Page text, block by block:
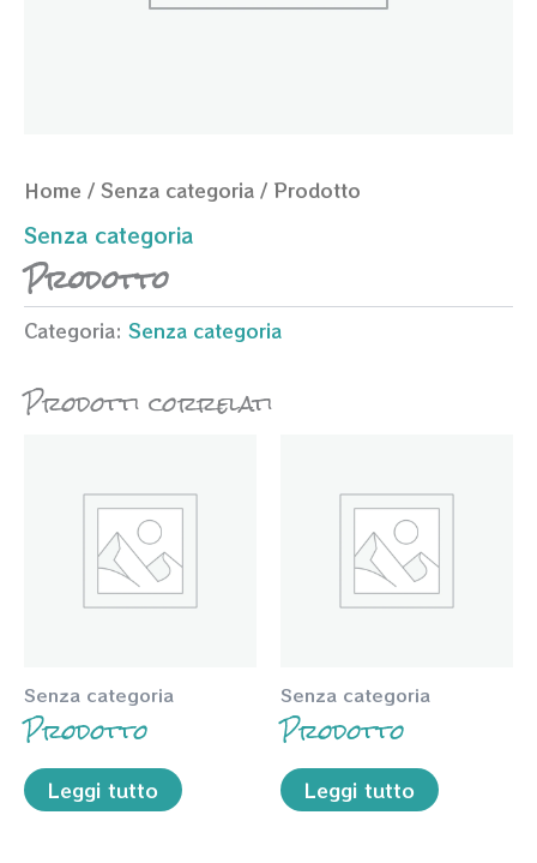
Home / Senza categoria / Prodotto
Senza categoria
Prodotto
Categoria: Senza categoria
Prodotti correlati
Senza categoria
Prodotto
Leggi tutto
Senza categoria
Prodotto
Leggi tutto